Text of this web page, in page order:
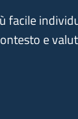
facile
e